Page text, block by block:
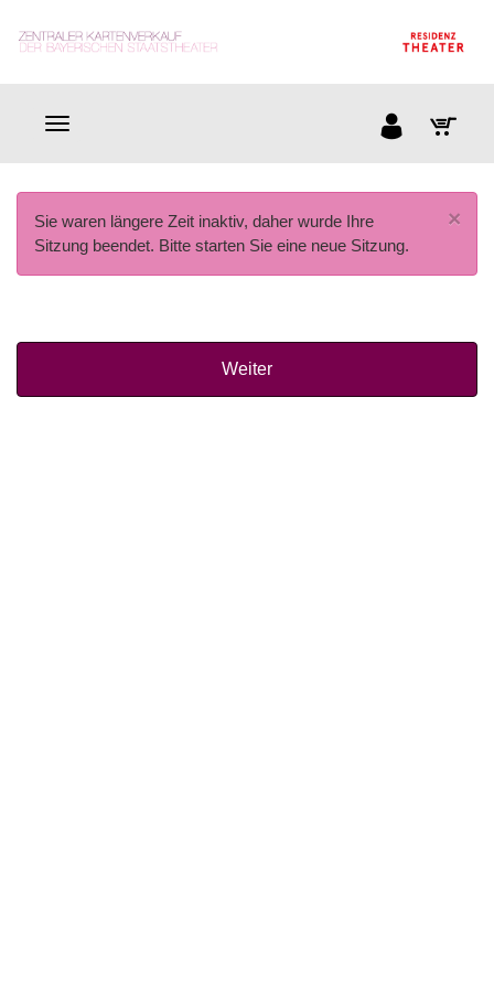
×
Sie waren längere Zeit inaktiv, daher wurde Ihre
Sitzung beendet. Bitte starten Sie eine neue Sitzung.
Weiter